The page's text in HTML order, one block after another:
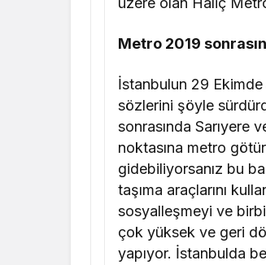
Metro 2019
İstanbulun 29
sözlerini şöyle
sonrasında
noktasına metro
gidebiliyorsanız bu
taşıma araçlarını
sosyalleşmeyi ve
çok yüksek ve geri
yapıyor. İstanbulda